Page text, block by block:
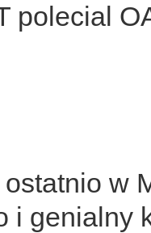
polecial
w
i genialny